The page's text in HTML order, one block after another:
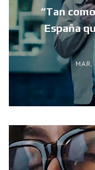
“Tan
España